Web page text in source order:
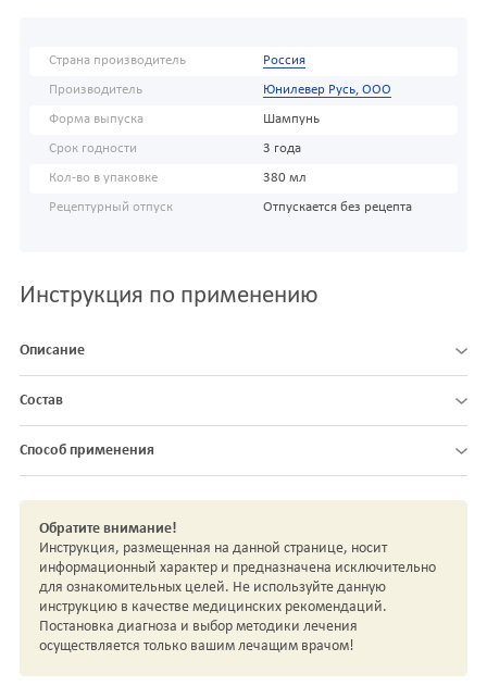
Страна производитель Россия
Производитель Юнилевер Русь, ООО
Форма выпуска Шампунь
Срок годности 3 года
Кол-во в упаковке 380 мл
Рецептурный отпуск Отпускается без рецепта
Инструкция по применению
Описание
Состав
Способ применения
Обратите внимание!
Инструкция, размещенная на данной странице, носит
информационный характер и предназначена исключительно
для ознакомительных целей. Не используйте данную
инструкцию в качестве медицинских рекомендаций.
Постановка диагноза и выбор методики лечения
осуществляется только вашим лечащим врачом!